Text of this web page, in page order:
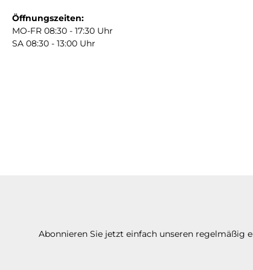
Öffnungszeiten:
MO-FR 08:30 - 17:30 Uhr
SA 08:30 - 13:00 Uhr
Abonnieren Sie jetzt einfach unseren regelmäßig